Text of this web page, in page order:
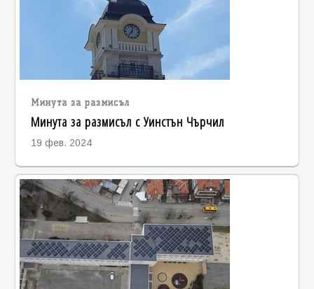
Минута за размисъл
Минута за размисъл с Уинстън Чърчил
19 фев. 2024